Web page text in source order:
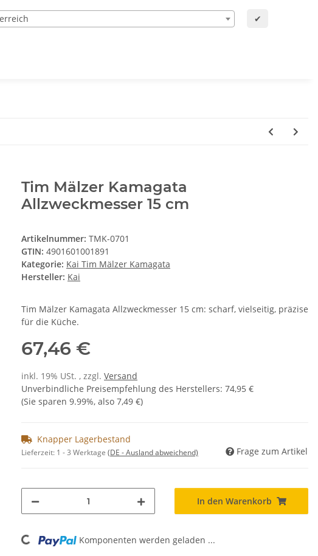
✔
Tim Mälzer Kamagata
Allzweckmesser 15 cm
Artikelnummer: TMK-0701
GTIN: 4901601001891
Kategorie: Kai Tim Mälzer Kamagata
Hersteller: Kai
Tim Mälzer Kamagata Allzweckmesser 15 cm: scharf, vielseitig, präzise
für die Küche.
67,46 €
inkl. 19% USt. , zzgl. Versand
Unverbindliche Preisempfehlung des Herstellers: 74,95 €
(Sie sparen 9.99%, also 7,49 €)
Knapper Lagerbestand
Lieferzeit: 1 - 3 Werktage (DE - Ausland abweichend) Frage zum Artikel
In den Warenkorb
Loading... Komponenten werden geladen ...